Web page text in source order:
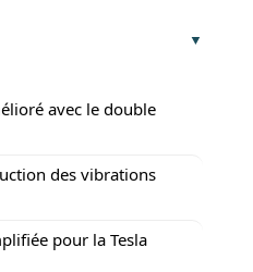
avec le double
des vibrations
pour la Tesla